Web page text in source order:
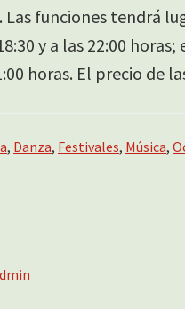
Las funciones tendrá
y a las 22:00
horas. El precio de
, Danza, Festivales, Música,